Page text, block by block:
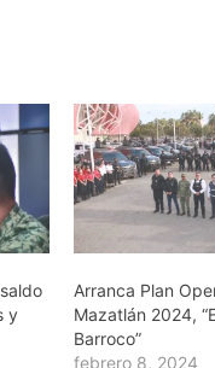
y
Arranca Plan
Mazatlán 2024,
Barroco”
febrero 8, 2024